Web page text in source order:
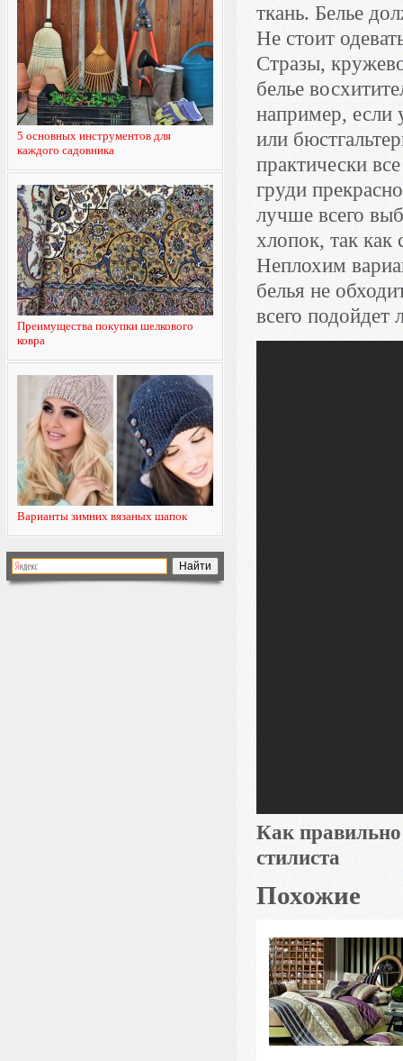
5 основных инструментов для
каждого садовника
Преимущества покупки шелкового
ковра
Варианты зимних вязаных шапок
ткань. Белье
Не стоит
Стразы,
белье
например, если
или
практически
груди
лучше всего
хлопок, так как
Неплохим
белья не
всего подойдет
Как
стилиста
Похожие